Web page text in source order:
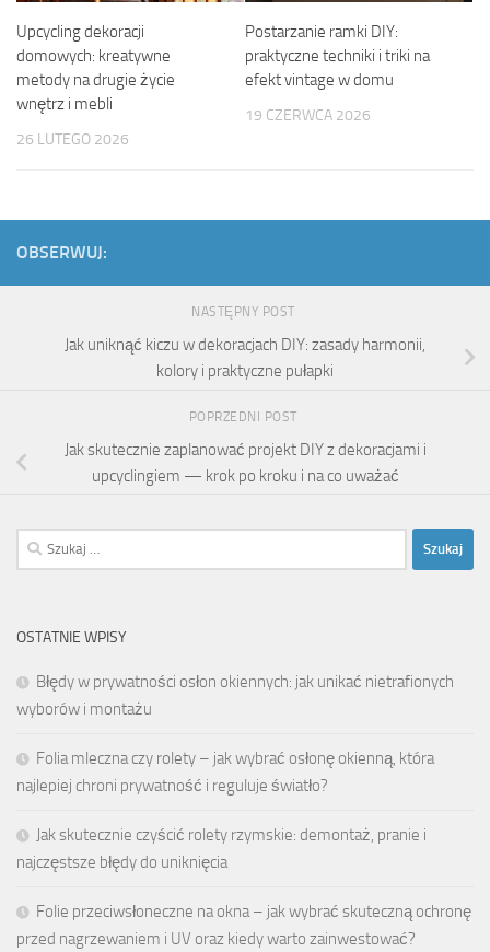
Upcycling dekoracji
domowych: kreatywne
metody na drugie życie
wnętrz i mebli
26 LUTEGO 2026
Postarzanie ramki DIY:
praktyczne techniki i triki na
efekt vintage w domu
19 CZERWCA 2026
OBSERWUJ:
NASTĘPNY POST
Jak uniknąć kiczu w dekoracjach DIY: zasady harmonii,
kolory i praktyczne pułapki
POPRZEDNI POST
Jak skutecznie zaplanować projekt DIY z dekoracjami i
upcyclingiem — krok po kroku i na co uważać
Szukaj:
OSTATNIE WPISY
Błędy w prywatności osłon okiennych: jak unikać nietrafionych
wyborów i montażu
Folia mleczna czy rolety – jak wybrać osłonę okienną, która
najlepiej chroni prywatność i reguluje światło?
Jak skutecznie czyścić rolety rzymskie: demontaż, pranie i
najczęstsze błędy do uniknięcia
Folie przeciwsłoneczne na okna – jak wybrać skuteczną ochronę
przed nagrzewaniem i UV oraz kiedy warto zainwestować?